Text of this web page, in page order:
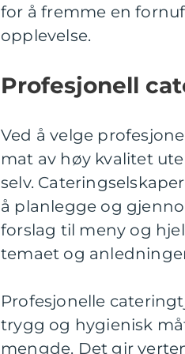
for å fremme en
opplevelse.
Profesjonell
Ved å velge
mat av høy kvalitet
selv.
å planlegge og
forslag til meny og
temaet og
Profesjonelle
trygg og hygienisk
mengde. Det gir